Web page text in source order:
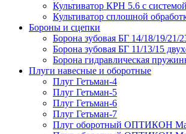
Культиватор КРН 5.6 с
Культиватор сплошной
Бороны и сцепки
Борона зубовая БГ 14/18/19/21/
Борона зубовая БГ 11/13/15
Борона гидравлическая
Плуги навесные и оборотные
Плуг Гетьман-4
Плуг Гетьман-5
Плуг Гетьман-6
Плуг Гетьман-7
Плуг оборотный ОПТИКОН